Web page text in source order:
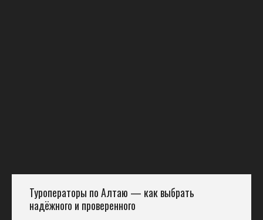
Туроператоры по Алтаю — как выбрать
надёжного и проверенного